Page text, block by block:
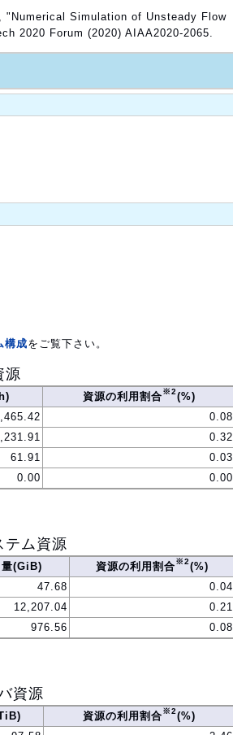
Simulation of Unsteady Flow
2020 Forum (2020) AIAA2020-2065.
構成をご覧下さい。
源
資源の利用割合※2(%)
0.08
0.32
61.91
0.03
0.00 0.00
テム資源
量(GiB) 資源の利用割合※2(%)
47.68
0.04
12,207.04
0.21
976.56 0.08
資源
資源の利用割合※2(%)